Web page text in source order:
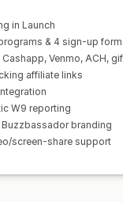
Daňové
Hromadné
PayPal
in Launch
& 4 sign-up
Venmo, ACH,
affiliate links
W9 reporting
Buzzbassador branding
screen-share support